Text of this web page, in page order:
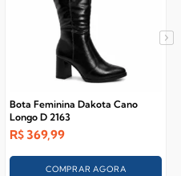
Bota Feminina Dakota Cano
Longo D 2163
R$ 369,99
COMPRAR AGORA